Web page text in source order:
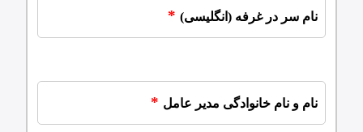
نام سر در غرفه (انگلیسی)
نام و نام خانوادگی مدیر عامل